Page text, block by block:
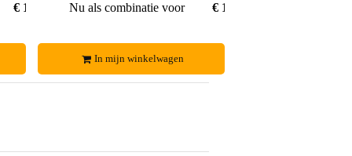
€ 124,90 Nu als combinatie voor € 115,90
In mijn winkelwagen